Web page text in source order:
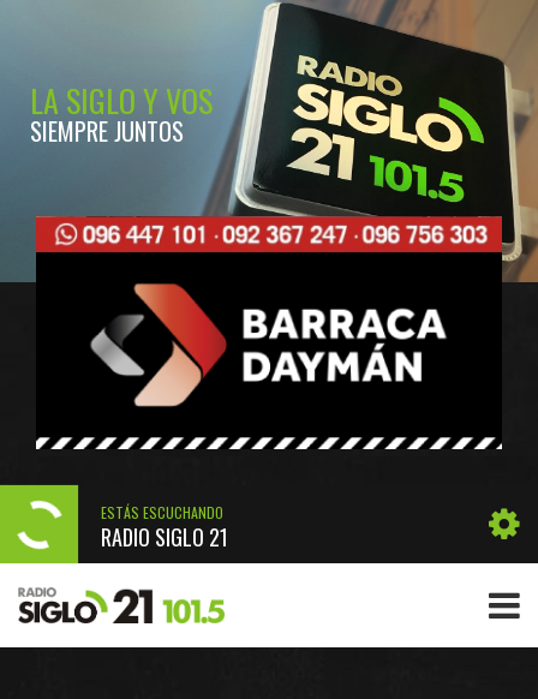
LA SIGLO Y VOS
SIEMPRE JUNTOS
ESTÁS ESCUCHANDO
RADIO SIGLO 21